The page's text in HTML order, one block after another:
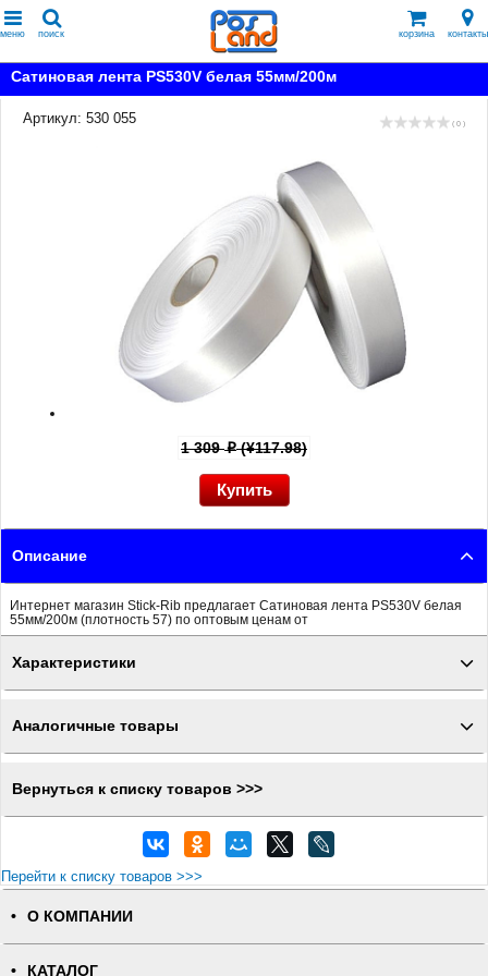
меню поиск корзина контакты
Сатиновая лента PS530V белая 55мм/200м
Артикул: 530 055 ( 0 )
1 309p(¥117.98)
Описание
Интернет магазин Stick-Rib предлагает Сатиновая лента PS530V белая
55мм/200м (плотность 57) по оптовым ценам от
Характеристики
Аналогичные товары
Вернуться к списку товаров >>>
Перейти к списку товаров >>>
О КОМПАНИИ
КАТАЛОГ